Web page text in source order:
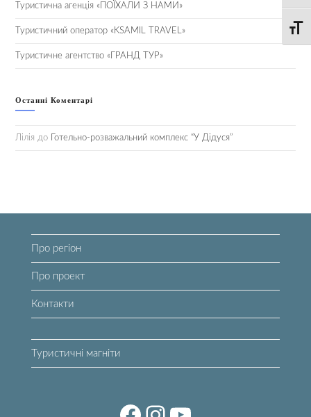
Туристична агенція «ПОЇХАЛИ З НАМИ»
Туристичний оператор «KSAMIL TRAVEL»
Туристичне агентство «ГРАНД ТУР»
Останні Коментарі
Лілія до Готельно-розважальний комплекс “У Дідуся”
Про регіон
Про проект
Контакти
Туристичні магніти